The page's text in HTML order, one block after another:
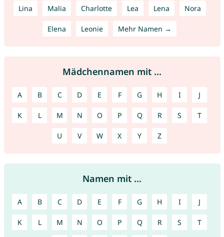
Lina Malia Charlotte Lea Lena Nora
Elena Leonie Mehr Namen →
Mädchennamen mit ...
A B C D E F G H I J
K L M N O P Q R S T
U V W X Y Z
Namen mit ...
A B C D E F G H I J
K L M N O P Q R S T